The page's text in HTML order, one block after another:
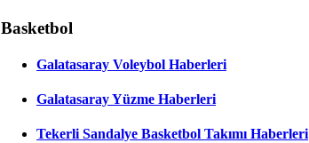
Basketbol
Galatasaray Voleybol Haberleri
Galatasaray Yüzme Haberleri
Tekerli Sandalye Basketbol Takımı Haberleri